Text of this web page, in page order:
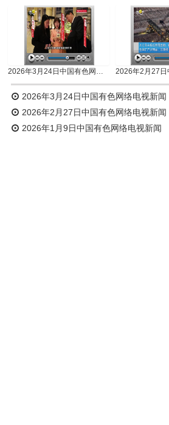
2026年3月24日中国有色网络电视新闻
2026年3月24日中国有色网络电视新闻
2026年2月27日中国有色网络电视新闻
2026年1月9日中国有色网络电视新闻